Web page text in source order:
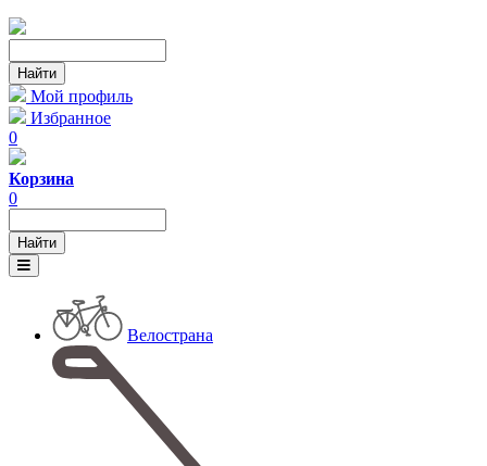
Мой профиль
Избранное
0
Корзина
0
Велострана